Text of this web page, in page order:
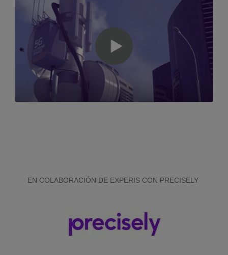
EN COLABORACIÓN DE EXPERIS CON PRECISELY